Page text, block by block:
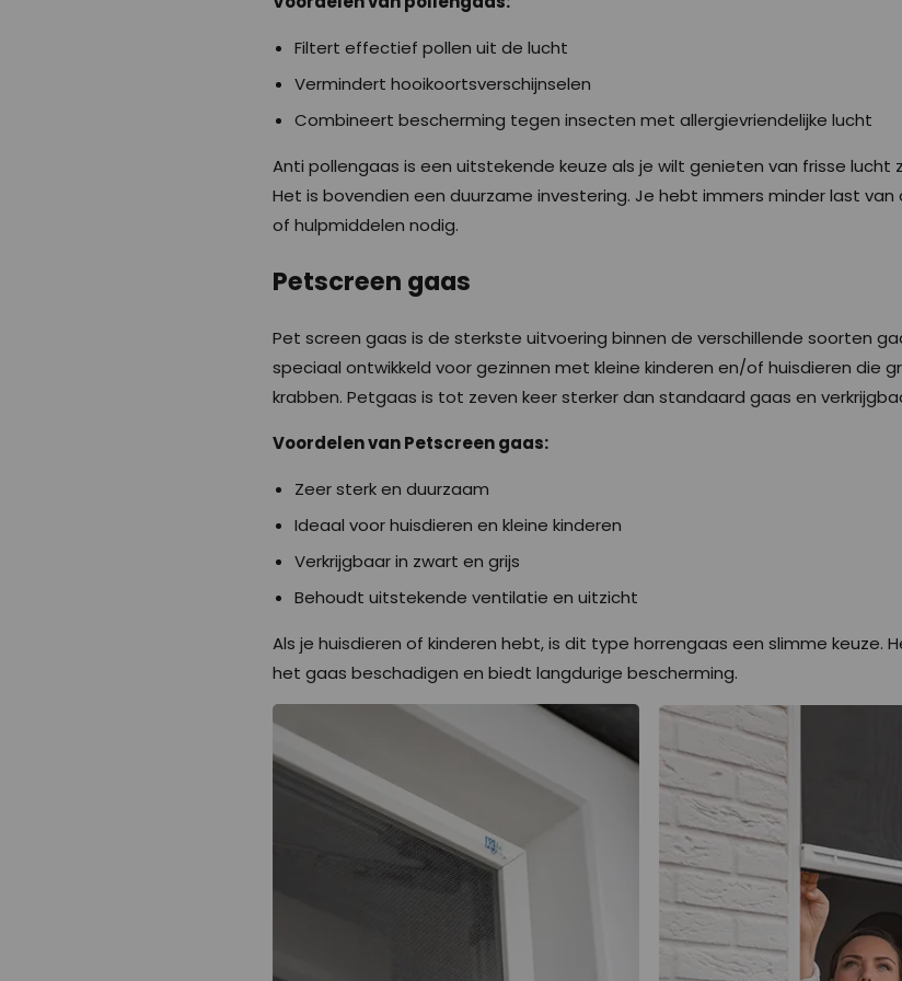
Filtert effectief pollen uit de lucht
Vermindert hooikoortsverschijnselen
Combineert bescherming tegen insecten met allergievriendelijke lucht
Anti pollengaas is een uitstekende keuze als je wilt genieten van frisse
Het is bovendien een duurzame investering. Je hebt immers minder last
of hulpmiddelen nodig.
Petscreen gaas
Pet screen gaas is de sterkste uitvoering binnen de verschillende soorten
speciaal ontwikkeld voor gezinnen met kleine kinderen en/of huisdieren die
krabben. Petgaas is tot zeven keer sterker dan standaard gaas en
Voordelen van Petscreen gaas:
Zeer sterk en duurzaam
Ideaal voor huisdieren en kleine kinderen
Verkrijgbaar in zwart en grijs
Behoudt uitstekende ventilatie en uitzicht
Als je huisdieren of kinderen hebt, is dit type horrengaas een slimme
het gaas beschadigen en biedt langdurige bescherming.